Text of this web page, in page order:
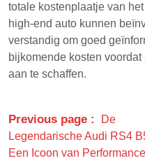
totale kostenplaatje van
high-end auto kunnen
verstandig om goed
bijkomende kosten
aan te schaffen.
Previous page
De
Legendarische Audi RS4
Een Icoon van Performance